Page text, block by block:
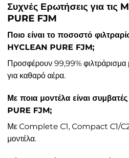
Συχνές Ερωτήσεις για τις
PURE FJM
Ποιο είναι το ποσοστό
HYCLEAN PURE FJM;
Προσφέρουν 99,99%
για καθαρό αέρα.
Με ποια μοντέλα είναι
PURE FJM;
Με Complete C1, Compact C1/
μοντέλα.